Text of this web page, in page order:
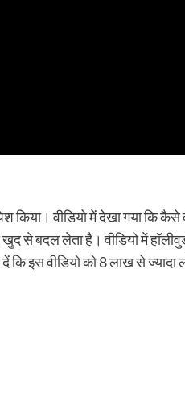
किया। वीडियो में देखा गया कि
से बदल लेता है। वीडियो में
दें कि इस वीडियो को 8 लाख से